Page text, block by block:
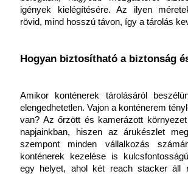
igények kielégítésére. Az ilyen
rövid, mind hosszú távon, így a tárolás
Hogyan biztosítható a biztonság
Amikor konténerek tárolásáról
elengedhetetlen. Vajon a konténerem
van? Az őrzött és kamerázott környezet
napjainkban, hiszen az árukészlet
szempont minden vállalkozás
konténerek kezelése is
egy helyet, ahol két reach stacker áll